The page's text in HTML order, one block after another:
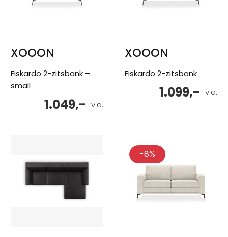
XOOON
Fiskardo 2-zitsbank –
small
v.a.
1.049,-
XOOON
Fiskardo 2-zitsbank
v.a.
1.099,-
-8%